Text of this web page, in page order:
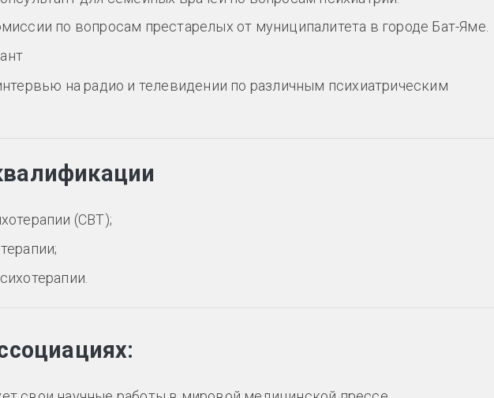
по вопросам престарелых от муниципалитета в городе Бат-Яме.
на радио и телевидении по различным психиатрическим
(CBT);